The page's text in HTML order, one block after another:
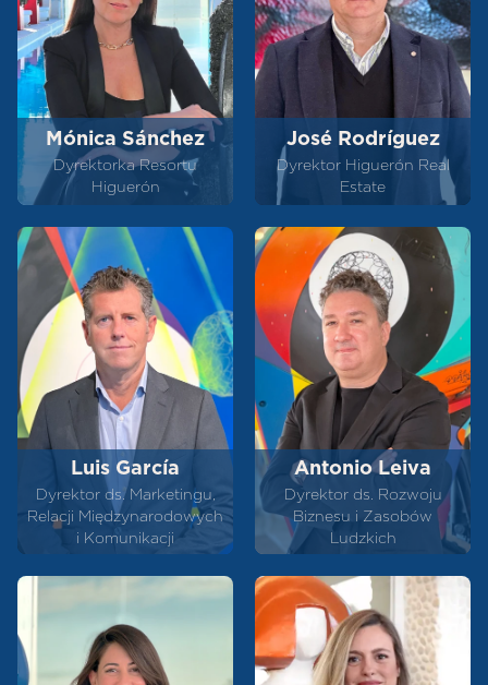
Mónica Sánchez
Dyrektorka Resortu
Higuerón
José Rodríguez
Dyrektor Higuerón Real
Estate
Luis García
Dyrektor ds. Marketingu,
Relacji Międzynarodowych
i Komunikacji
Antonio Leiva
Dyrektor ds. Rozwoju
Biznesu i Zasobów
Ludzkich